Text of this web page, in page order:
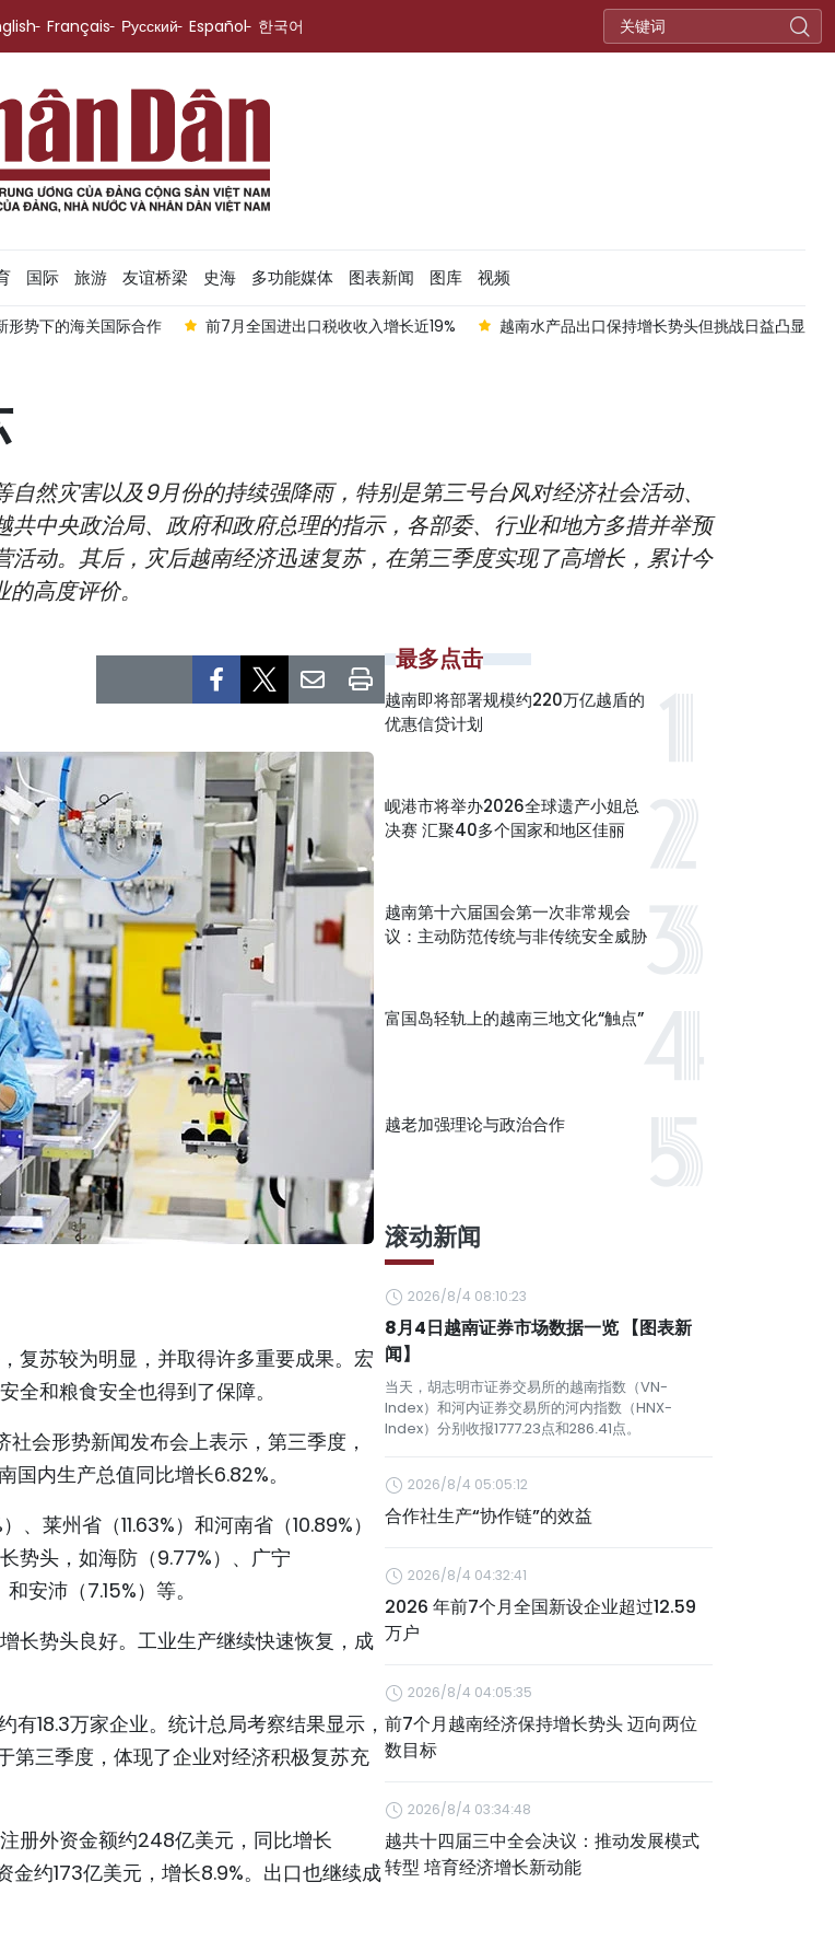
Français Русский Español 한국어
国际 旅游 友谊桥梁 史海 多功能媒体 图表新闻 图库 视频
形势下的海关国际合作 前7月全国进出口税收收入增长近19% 越南水产品出口保持增长势头但挑战日益凸显
然灾害以及9月份的持续强降雨，特别是第三号台风对经济社会活动、
中央政治局、政府和政府总理的指示，各部委、行业和地方多措并举预
动。其后，灾后越南经济迅速复苏，在第三季度实现了高增长，累计今
高度评价。
复苏较为明显，并取得许多重要成果。宏
全和粮食安全也得到了保障。
会形势新闻发布会上表示，第三季度，
内生产总值同比增长6.82%。
莱州省（11.63%）和河南省（10.89%）
势头，如海防（9.77%）、广宁
安沛（7.15%）等。
长势头良好。工业生产继续快速恢复，成
18.3万家企业。统计总局考察结果显示，
第三季度，体现了企业对经济积极复苏充
册外资金额约248亿美元，同比增长
金约173亿美元，增长8.9%。出口也继续成
最多点击
越南即将部署规模约220万亿越盾的
优惠信贷计划
岘港市将举办2026全球遗产小姐总
决赛 汇聚40多个国家和地区佳丽
越南第十六届国会第一次非常规会
议：主动防范传统与非传统安全威胁
富国岛轻轨上的越南三地文化“触点”
越老加强理论与政治合作
滚动新闻
2026/8/4 08:10:23
8月4日越南证券市场数据一览 【图表新
闻】
当天，胡志明市证券交易所的越南指数（VN-
Index）和河内证券交易所的河内指数（HNX-
Index）分别收报1777.23点和286.41点。
2026/8/4 05:05:12
合作社生产“协作链”的效益
2026/8/4 04:32:41
2026 年前7个月全国新设企业超过12.59
万户
2026/8/4 04:05:35
前7个月越南经济保持增长势头 迈向两位
数目标
2026/8/4 03:34:48
越共十四届三中全会决议：推动发展模式
转型 培育经济增长新动能